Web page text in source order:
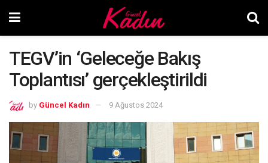
TEGV’in ‘Geleceğe Bakış
Toplantısı’ gerçekleştirildi
by Güncel Kadın 9 Ağustos 2024